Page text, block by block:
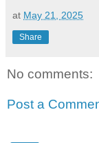
at May 21, 2025
Share
No comments:
Post a